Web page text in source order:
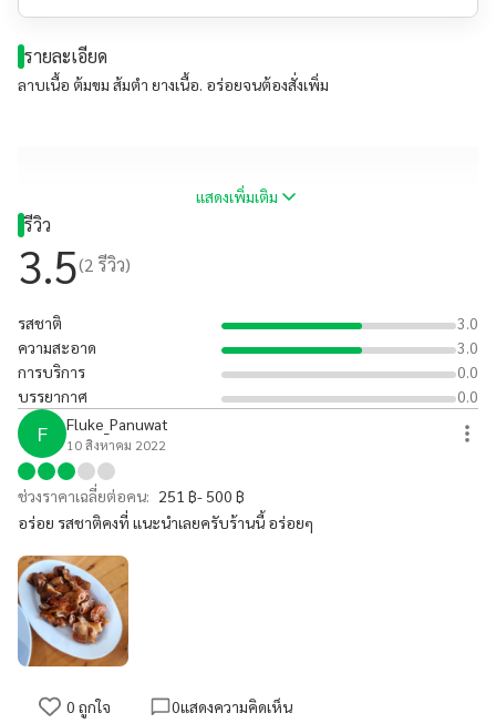
รายละเอียด
ลาบเนื้อ ต้มขม ส้มตำ ยางเนื้อ. อร่อยจนต้องสั่งเพิ่ม
แสดงเพิ่มเติม
รีวิว
3.5(2 รีวิว)
รสชาติ
3.0
ความสะอาด
3.0
การบริการ
0.0
บรรยากาศ
0.0
F Fluke_Panuwat
10 สิงหาคม 2022
ช่วงราคาเฉลี่ยต่อคน: 251 ฿- 500 ฿
อร่อย รสชาติคงที่ แนะนำเลยครับร้านนี้ อร่อยๆ
0 ถูกใจ 0แสดงความคิดเห็น